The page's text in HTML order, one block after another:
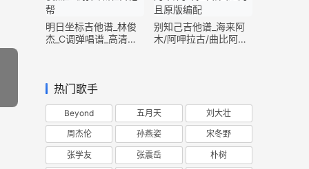
明日坐标吉他谱_林俊
杰_C调弹唱谱_高清完
别知己吉他谱_海来阿
木/阿呷拉古/曲比阿且
热门歌手
Beyond 五月天 刘大壮
周杰伦 孙燕姿 宋冬野
张学友 张震岳 朴树